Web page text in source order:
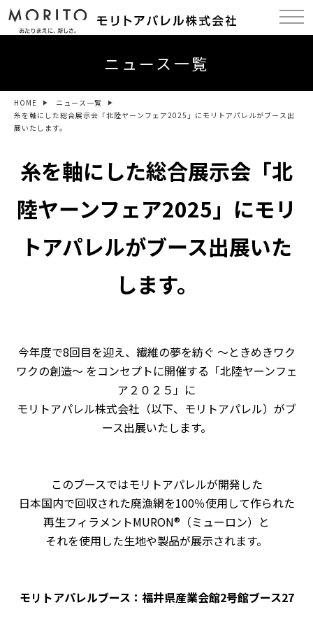
ニュース一覧
HOME
ニュース一覧
糸を軸にした総合展示会「北陸ヤーンフェア2025」にモリトアパレルがブース出
展いたします。
糸を軸にした総合展示会「北
陸ヤーンフェア2025」にモリ
トアパレルがブース出展いた
します。
今年度で8回目を迎え、繊維の夢を紡ぐ ～ときめきワク
ワクの創造～ をコンセプトに開催する「北陸ヤーンフェ
ア２０２５」に
モリトアパレル株式会社（以下、モリトアパレル）がブ
ース出展いたします。
このブースではモリトアパレルが開発した
日本国内で回収された廃漁網を100％使用して作られた
再生フィラメントMURON®（ミューロン）と
それを使用した生地や製品が展示されます。
モリトアパレルブース：福井県産業会館2号館ブース27